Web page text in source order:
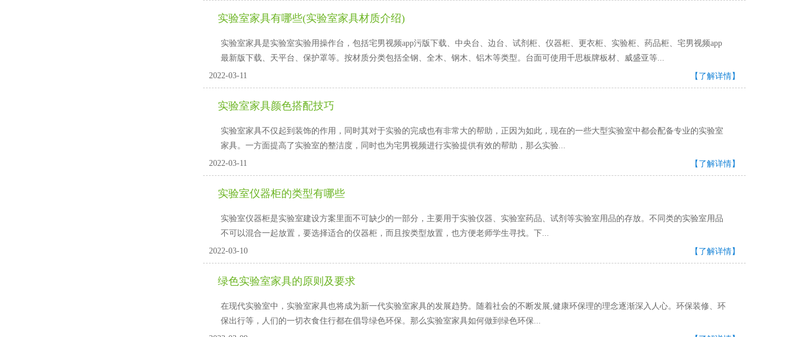
实验室家具有哪些(实验室家具材质介绍)
实验室家具是实验室实验用操作台，包括宅男视频app污版下载、中央台、边台、试剂柜、仪器柜、更衣柜、实验柜、药品柜、宅男视频app
最新版下载、天平台、保护罩等。按材质分类包括全钢、全木、钢木、铝木等类型。台面可使用千思板牌板材、威盛亚等...
2022-03-11
【了解详情】
实验室家具颜色搭配技巧
实验室家具不仅起到装饰的作用，同时其对于实验的完成也有非常大的帮助，正因为如此，现在的一些大型实验室中都会配备专业的实验室
家具。一方面提高了实验室的整洁度，同时也为宅男视频进行实验提供有效的帮助，那么实验...
2022-03-11
【了解详情】
实验室仪器柜的类型有哪些
实验室仪器柜是实验室建设方案里面不可缺少的一部分，主要用于实验仪器、实验室药品、试剂等实验室用品的存放。不同类的实验室用品
不可以混合一起放置，要选择适合的仪器柜，而且按类型放置，也方便老师学生寻找。下...
2022-03-10
【了解详情】
绿色实验室家具的原则及要求
在现代实验室中，实验室家具也将成为新一代实验室家具的发展趋势。随着社会的不断发展,健康环保理的理念逐渐深入人心。环保装修、环
保出行等，人们的一切衣食住行都在倡导绿色环保。那么实验室家具如何做到绿色环保...